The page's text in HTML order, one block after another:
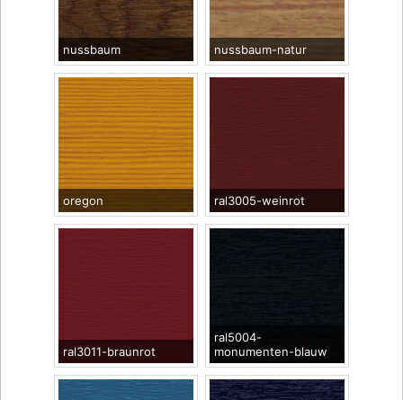
nussbaum nussbaum-natur
oregon ral3005-weinrot
ral3011-braunrot
ral5004-
monumenten-blauw